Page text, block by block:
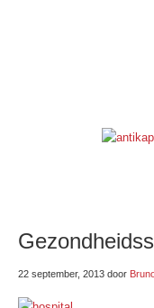
22 september, 2013 door